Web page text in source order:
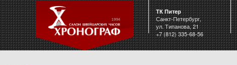
ТК Питер
Санкт-Петербург,
ул. Типанова, 21
+7 (812) 335-68-56